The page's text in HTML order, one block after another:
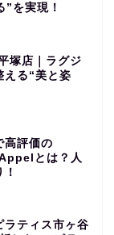
”を実現！
塚店｜ラグジ
える“美と姿
高評価の
とは？人
ラティス市ヶ谷